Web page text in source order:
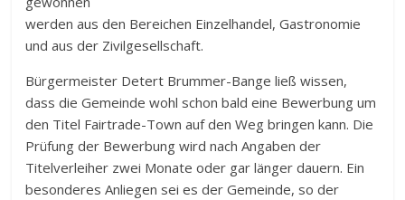
werden aus den Bereichen Einzelhandel, Gastronomie
und aus der Zivilgesellschaft.
Bürgermeister Detert Brummer-Bange ließ wissen,
dass die Gemeinde wohl schon bald eine Bewerbung um
den Titel Fairtrade-Town auf den Weg bringen kann. Die
Prüfung der Bewerbung wird nach Angaben der
Titelverleiher zwei Monate oder gar länger dauern. Ein
besonderes Anliegen sei es der Gemeinde, so der